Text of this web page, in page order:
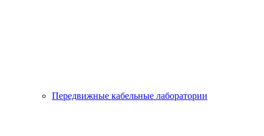
Передвижные кабельные лаборатории